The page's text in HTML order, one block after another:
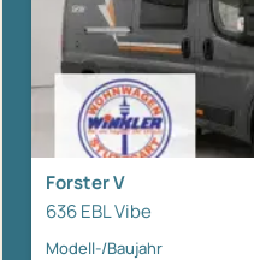
Forster V
636 EBL Vibe
Modell-/Baujahr